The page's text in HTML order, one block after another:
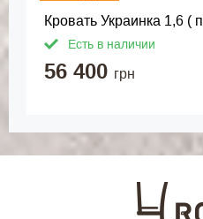
Кровать Украинка 1,6 (
Есть в наличии
56 400 грн